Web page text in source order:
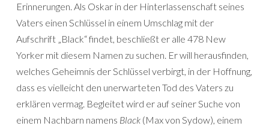
Erinnerungen. Als Oskar in der Hinterlassenschaft seines
Vaters einen Schlüssel in einem Umschlag mit der
Aufschrift „Black“ findet, beschließt er alle 478 New
Yorker mit diesem Namen zu suchen. Er will herausfinden,
welches Geheimnis der Schlüssel verbirgt, in der Hoffnung,
dass es vielleicht den unerwarteten Tod des Vaters zu
erklären vermag. Begleitet wird er auf seiner Suche von
einem Nachbarn namens Black (Max von Sydow), einem